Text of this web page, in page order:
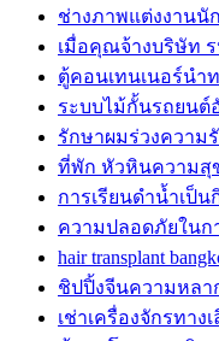
ช่างภาพแต่งงานนั
เมื่อคุณจ้างบริษัท
ตู้คอนเทนเนอร์นำ
ระบบไม้กั้นรถยนต์
รักษาผมร่วงความ
ที่พัก หัวหินความสุ
การเรียนดำน้ำเป็น
ความปลอดภัยในก
hair transplant
ชิปปิ้งจีนความหล
เช่าเครื่องจักรทา